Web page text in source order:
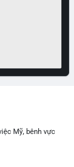
Mỹ, bênh vực